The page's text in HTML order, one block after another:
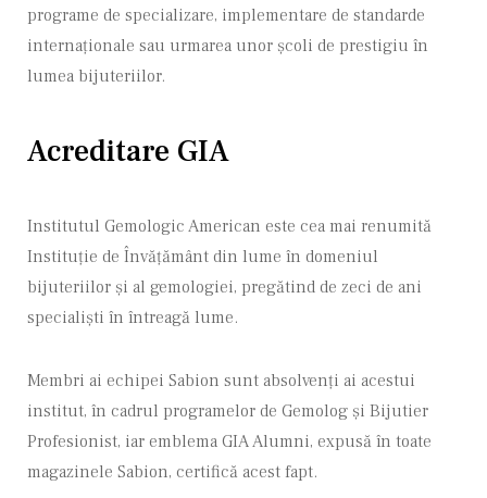
programe de specializare, implementare de standarde
internaționale sau urmarea unor școli de prestigiu în
lumea bijuteriilor.
Acreditare GIA
Institutul Gemologic American este cea mai renumită
Instituție de Învățământ din lume în domeniul
bijuteriilor și al gemologiei, pregătind de zeci de ani
specialiști în întreagă lume.
Membri ai echipei Sabion sunt absolvenți ai acestui
institut, în cadrul programelor de Gemolog și Bijutier
Profesionist, iar emblema GIA Alumni, expusă în toate
magazinele Sabion, certifică acest fapt.